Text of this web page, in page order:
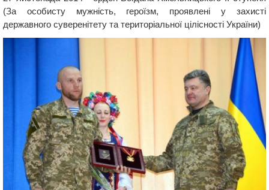
(За особисту мужність, героїзм, проявлені у захисті
державного суверенітету та територіальної цілісності України)